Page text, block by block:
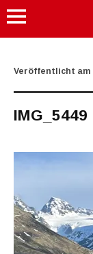
Veröffentlicht am
IMG_5449